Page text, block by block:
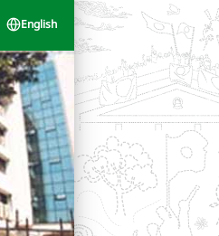
English